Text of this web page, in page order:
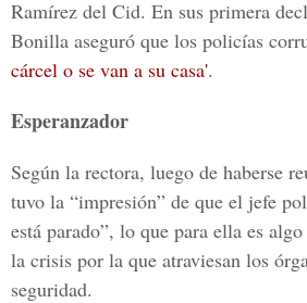
Ramírez del Cid. En sus primera
Bonilla aseguró que los policías
cárcel o se van a su casa'.
Esperanzador
Según la rectora, luego de haberse
tuvo la “impresión” de que el jefe
está parado”, lo que para ella es
la crisis por la que atraviesan los
seguridad.